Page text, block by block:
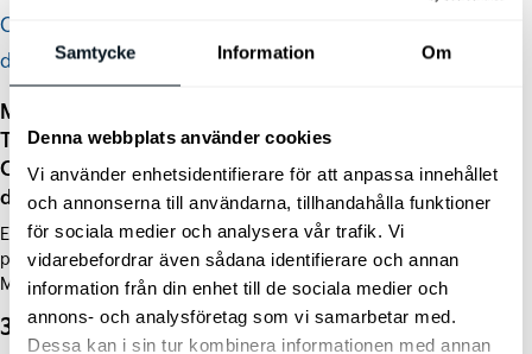
Samtycke Information Om
Denna webbplats använder cookies
Vi använder enhetsidentifierare för att anpassa innehållet
och annonserna till användarna, tillhandahålla funktioner
för sociala medier och analysera vår trafik. Vi
vidarebefordrar även sådana identifierare och annan
information från din enhet till de sociala medier och
annons- och analysföretag som vi samarbetar med.
Dessa kan i sin tur kombinera informationen med annan
Mont Blanc
TowVoyage,
Cykelhållare för
dragkroksmontering
Enkel och smidig
plattformshållare från
Mont Blanc.
3.750kr–4.569krPrisintervall:
produkten
har
flera
varianter.
De
olika
alternativen
kan
väljas
på
Kia Original
Låsmuttrar med
Säkra dina
med våra original
låsmuttrar/hjulmuttrar
med nyckel.
695 kr